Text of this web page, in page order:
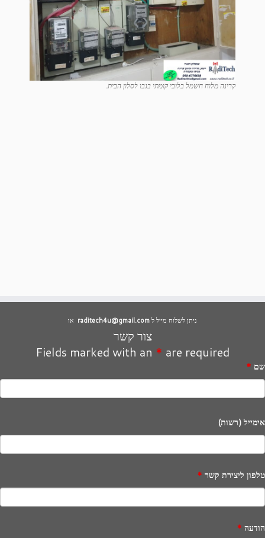
קרינה מלוח חשמל בלובי קומתי בגבו לסלון הבית.
ניתן לשלוח מייל לraditech4u@gmail.com או
צור קשר
Fields marked with an * are required
שם *
אימייל (רשות)
טלפון ליצירת קשר *
הודעה *